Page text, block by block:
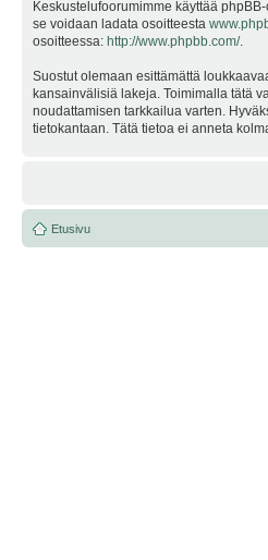
Keskustelufoorumimme käyttää
se voidaan ladata osoitteesta
osoitteessa: http://www.phpbb.com/.
Suostut olemaan esittämättä
kansainvälisiä lakeja. Toimimalla tätä
noudattamisen tarkkailua varten.
tietokantaan. Tätä tietoa ei anneta
Etusivu